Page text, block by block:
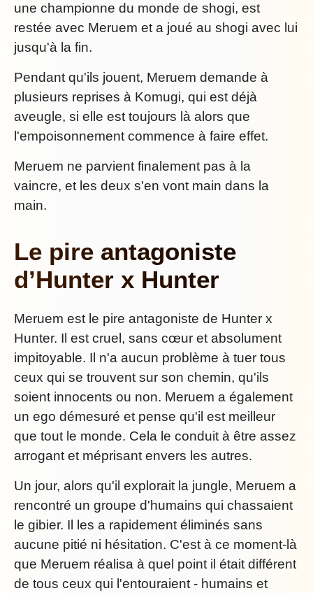
une championne du monde de shogi, est
restée avec Meruem et a joué au shogi avec lui
jusqu'à la fin.
Pendant qu'ils jouent, Meruem demande à
plusieurs reprises à Komugi, qui est déjà
aveugle, si elle est toujours là alors que
l'empoisonnement commence à faire effet.
Meruem ne parvient finalement pas à la
vaincre, et les deux s'en vont main dans la
main.
Le pire antagoniste
d’Hunter x Hunter
Meruem est le pire antagoniste de Hunter x
Hunter. Il est cruel, sans cœur et absolument
impitoyable. Il n'a aucun problème à tuer tous
ceux qui se trouvent sur son chemin, qu'ils
soient innocents ou non. Meruem a également
un ego démesuré et pense qu'il est meilleur
que tout le monde. Cela le conduit à être assez
arrogant et méprisant envers les autres.
Un jour, alors qu'il explorait la jungle, Meruem a
rencontré un groupe d'humains qui chassaient
le gibier. Il les a rapidement éliminés sans
aucune pitié ni hésitation. C'est à ce moment-là
que Meruem réalisa à quel point il était différent
de tous ceux qui l'entouraient - humains et